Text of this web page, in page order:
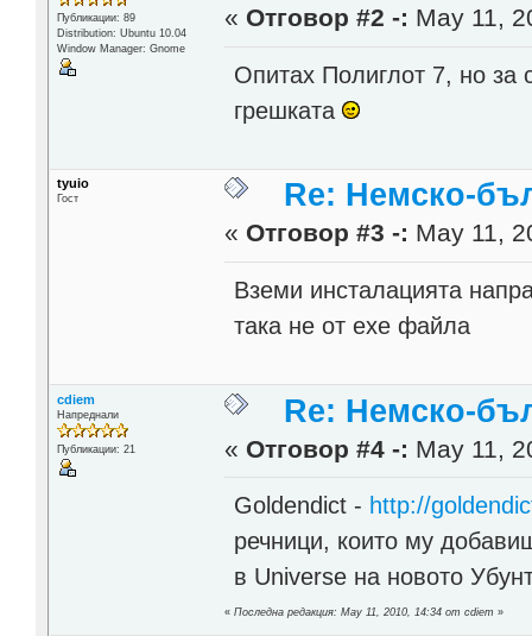
Публикации: 89
Distribution: Ubuntu 10.04
Window Manager: Gnome
« Отговор #2 -: May 11,
Опитах Полиглот 7, но за
грешката
tyuio
Гост Re: Немско-
« Отговор #3 -: May 11,
Вземи инсталацията
така не от ехе файла
cdiem
Напреднали
Публикации: 21
Re: Немско-
« Отговор #4 -: May 11,
Goldendict - http://
речници, които му
в Universe на новото
«Последна редакция: May 11, 2010, 14:34 от cdiem »